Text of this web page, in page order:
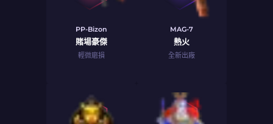
PP-Bizon
賭場豪傑
輕微磨損
MAG-7
熱火
全新出廠